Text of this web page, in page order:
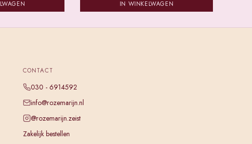
IN WINKELWAGEN
CONTACT
030 - 6914592
info@rozemarijn.nl
@rozemarijn.zeist
Zakelijk bestellen